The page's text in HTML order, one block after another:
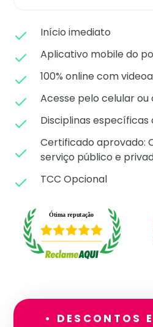
Início imediato
Aplicativo mobile do
100% online com
Acesse pelo celular
Disciplinas específicas
Certificado aprovado:
serviço público e
TCC Opcional
• DESCONTOS